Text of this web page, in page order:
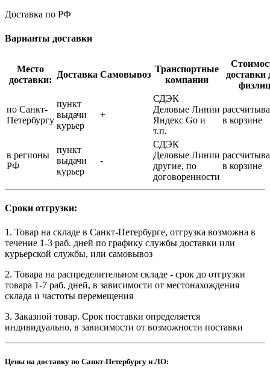
Доставка по РФ
Варианты доставки
Место
доставки:
Доставка Самовывоз
Транспортные
компании
доставки
физлиц
по Санкт-
Петербургу
пункт
выдачи
курьер
+
СДЭК
Деловые Линии
Яндекс Go и
т.п.
в корзине
в регионы
РФ
пункт
выдачи
курьер
-
СДЭК
Деловые Линии
другие, по
договоренности
в корзине
Сроки отгрузки:
1. Товар на складе в Санкт-Петербурге, отгрузка возможна в
течение 1-3 раб. дней по графику службы доставки или
курьерской службы, или самовывоз
2. Товара на распределительном складе - срок до отгрузки
товара 1-7 раб. дней, в зависимости от местонахождения
склада и частоты перемещения
3. Заказной товар. Срок поставки определяется
индивидуально, в зависимости от возможности поставки
Цены на доставку по Санкт-Петербургу и ЛО: